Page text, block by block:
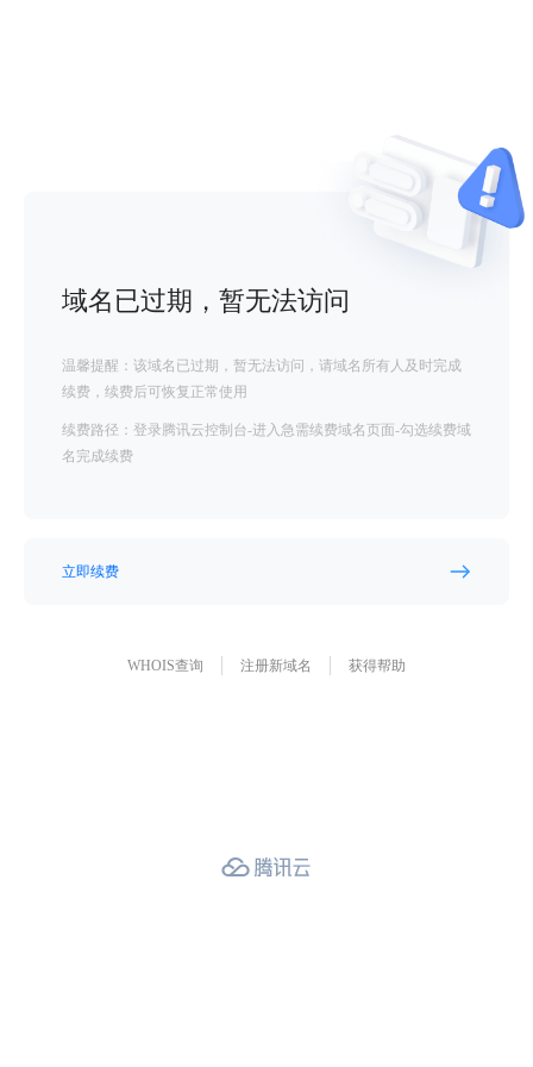
域名已过期，暂无法访问
温馨提醒：该域名已过期，暂无法访问，请域名所有人及时完成
续费，续费后可恢复正常使用
续费路径：登录腾讯云控制台-进入急需续费域名页面-勾选续费域
名完成续费
立即续费
WHOIS查询 注册新域名 获得帮助